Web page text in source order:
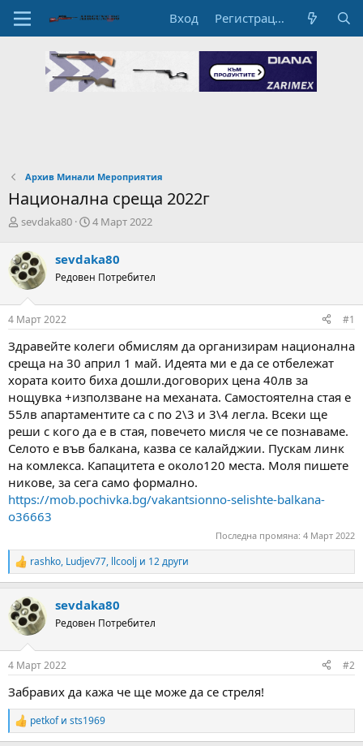
Вход Регистрация
Архив Минали Мероприятия
Национална среща 2022г
А
т
о
р
н
а
т
м
а
т
а
sevdaka80
Н
а
л
а
т
а
4 Март 2022
sevdaka80
Редовен Потребител
4 Март 2022 #1
Здравейте колеги обмислям да организирам национална
среща на 30 април 1 май. Идеята ми е да се отбележат
хората които биха дошли.договорих цена 40лв за
нощувка +използване на механата. Самостоятелна стая е
55лв апартаментите са с по 2\3 и 3\4 легла. Всеки ще
реши с кого да е в стая, повечето мисля че се познаваме.
Селото е във балкана, казва се калайджии. Пускам линк
на комлекса. Капацитета е около120 места. Моля пишете
никове, за сега само формално.
https://mob.pochivka.bg/vakantsionno-selishte-balkana-
o36663
Последна промяна: 4 Март 2022
R
e
c
t
i
s
rashko, Ludjev77, llcoolj и 12 други
sevdaka80
Редовен Потребител
4 Март 2022 #2
Забравих да кажа че ще може да се стреля!
R
e
petkofи sts1969